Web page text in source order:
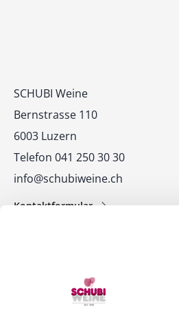
Kontakt
SCHUBI Weine
Bernstrasse 110
6003 Luzern
Telefon 041 250 30 30
info@schubiweine.ch
Kontaktformular